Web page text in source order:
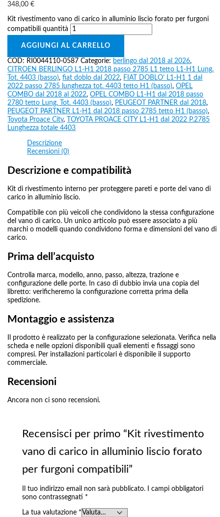
348,00€
Kit rivestimento vano di carico in alluminio liscio forato per furgoni
compatibili quantità
AGGIUNGI AL CARRELLO
COD: RI0044110-0587 Categorie: berlingo dal 2018 al 2026,
CITROEN BERLINGO L1-H1 2018 passo 2785 L1 tetto L1-H1 Lung.
Tot. 4403 (basso),fiat doblo dal 2022, FIAT DOBLO’ L1-H1 1 dal
2022 passo 2785 lunghezza tot. 4403 tetto H1 (basso),OPEL
COMBO dal 2018 al 2022,OPEL COMBO L1-H1 dal 2018 passo
2780 tetto Lung. Tot. 4403 (basso), PEUGEOT PARTNER dal 2018,
PEUGEOT PARTNER L1-H1 dal 2018 passo 2785 tetto H1 (basso),
Toyota Proace City,
TOYOTA PROACE CITY L1-H1 dal 2022 P.2785
Lunghezza totale 4403
Descrizione
Recensioni (0)
Descrizione e compatibilità
Kit di rivestimento interno per proteggere pareti e porte del vano di
carico in alluminio liscio.
Compatibile con più veicoli che condividono la stessa configurazione
del vano di carico. Un unico articolo può essere associato a più
marchi o modelli quando condividono forma e dimensioni del vano di
carico.
Prima dell’acquisto
Controlla marca, modello, anno, passo, altezza, trazione e
configurazione delle porte. In caso di dubbio invia una copia del
libretto: verificheremo la configurazione corretta prima della
spedizione.
Montaggio e assistenza
Il prodotto è realizzato per la configurazione selezionata. Verifica nella
scheda e nelle opzioni disponibili quali elementi e fissaggi sono
compresi. Per installazioni particolari è disponibile il supporto
commerciale.
Recensioni
Ancora non ci sono recensioni.
Recensisci per primo “Kit rivestimento
vano di carico in alluminio liscio forato
per furgoni compatibili”
Il tuo indirizzo email non sarà pubblicato.
I campi obbligatori
sono contrassegnati *
La tua valutazione *